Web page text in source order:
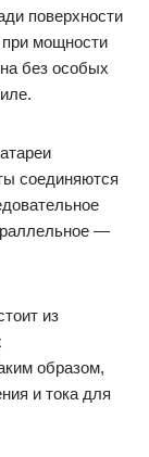
поверхности
при мощности
без особых
соединяются
—
из
образом,
и тока для